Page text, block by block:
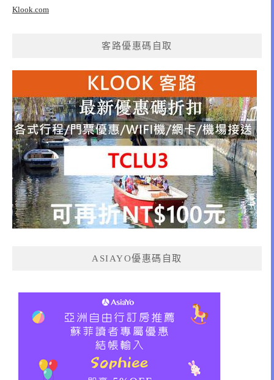
Klook.com
客路優惠碼自取
ASIAYO優惠碼自取